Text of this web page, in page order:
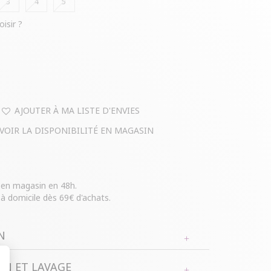
?
AJOUTER À MA LISTE D'ENVIES
VOIR LA DISPONIBILITÉ EN MAGASIN
magasin en 48h.
domicile dès 69€ d'achats.
ET LAVAGE